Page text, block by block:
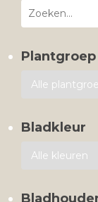
Plantgroep
Bladkleur